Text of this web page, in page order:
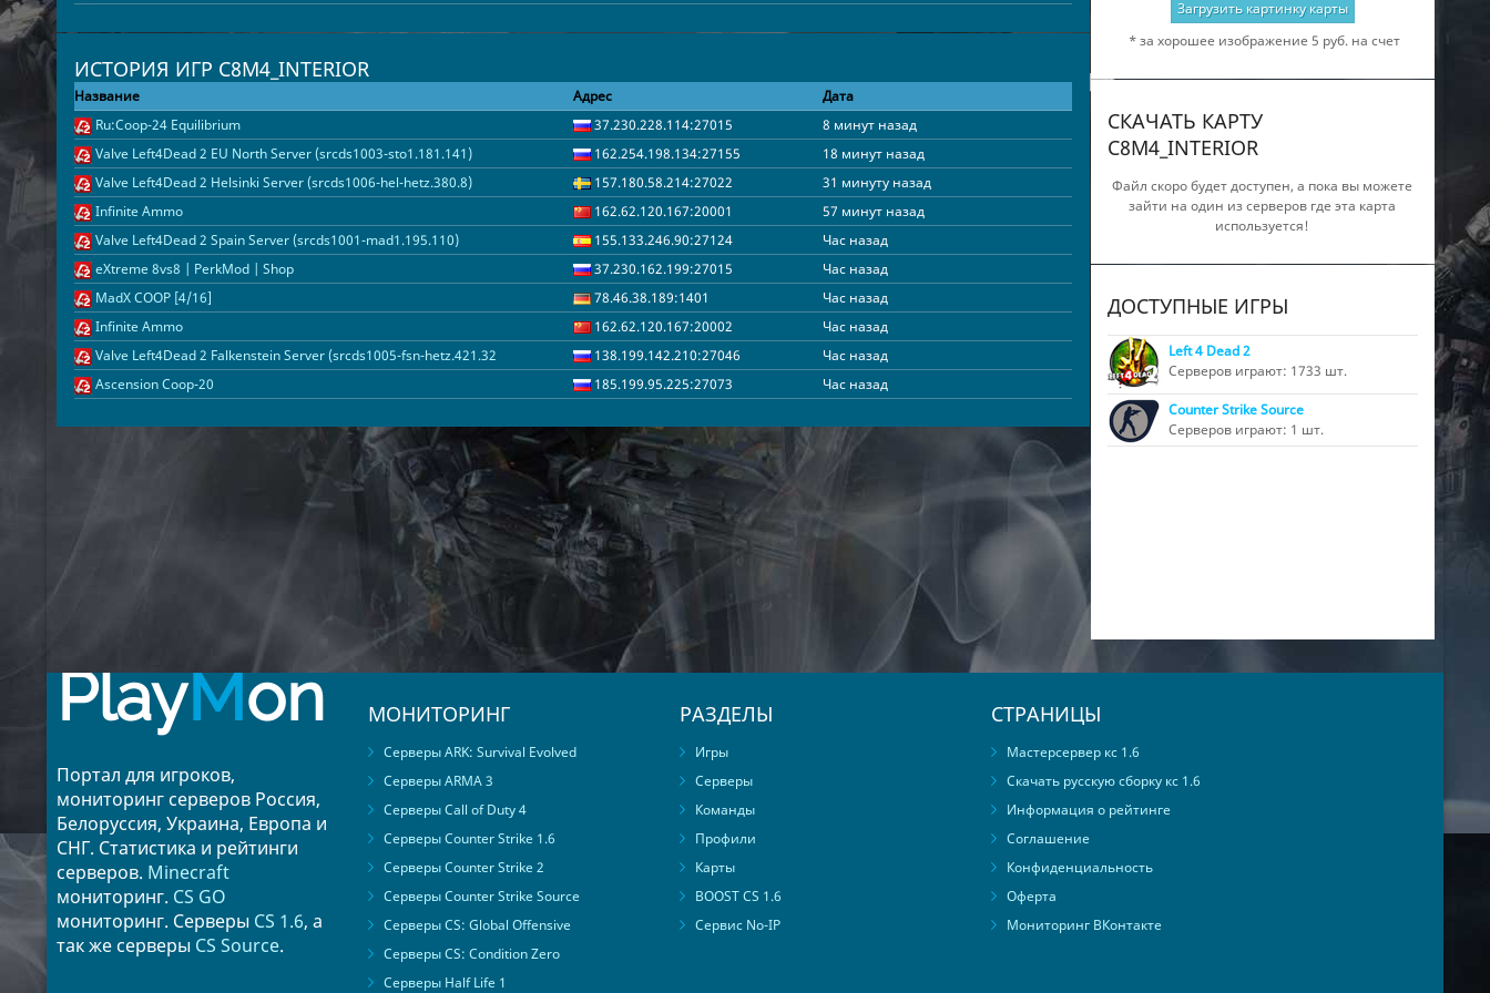
ИСТОРИЯ ИГР C8M4_INTERIOR
Название Адрес
Дата
Ru:Coop-24 Equilibrium
37.230.228.114:27015
8 минут назад
Valve Left4Dead 2 EU North Server (srcds1003-sto1.181.141)
162.254.198.134:27155
18 минут назад
Valve Left4Dead 2 Helsinki Server (srcds1006-hel-hetz.380.8)
157.180.58.214:27022
31 минуту назад
Infinite Ammo
162.62.120.167:20001
57 минут назад
Valve Left4Dead 2 Spain Server (srcds1001-mad1.195.110)
155.133.246.90:27124
Час назад
eXtreme 8vs8 | PerkMod | Shop
37.230.162.199:27015
Час назад
MadX COOP [4/16]
78.46.38.189:1401
Час назад
Infinite Ammo
162.62.120.167:20002
Час назад
Valve Left4Dead 2 Falkenstein Server (srcds1005-fsn-hetz.421.32
138.199.142.210:27046
Час назад
Ascension Coop-20
185.199.95.225:27073 Час назад
Загрузить картинку карты
* за хорошее изображение 5 руб. на счет
СКАЧАТЬ КАРТУ
C8M4_INTERIOR
Файл скоро будет доступен, а пока вы можете
зайти на один из серверов где эта карта
используется!
ДОСТУПНЫЕ ИГРЫ
Left 4 Dead 2
Серверов играют: 1733 шт.
Counter Strike Source
Серверов играют: 1 шт.
PlayMon
Портал для игроков,
мониторинг серверов Россия,
Белоруссия, Украина, Европа и
СНГ. Статистика и рейтинги
серверов. Minecraft
мониторинг. CS GO
мониторинг. Серверы CS 1.6, а
так же серверы CS Source.
МОНИТОРИНГ
Серверы ARK: Survival Evolved
Серверы ARMA 3
Серверы Call of Duty 4
Серверы Counter Strike 1.6
Серверы Counter Strike 2
Серверы Counter Strike Source
Серверы CS: Global Offensive
Серверы CS: Condition Zero
Серверы Half Life 1
РАЗДЕЛЫ
Игры
Серверы
Команды
Профили
Карты
BOOST CS 1.6
Сервис No-IP
СТРАНИЦЫ
Мастерсервер кс 1.6
Скачать русскую сборку кс 1.6
Информация о рейтинге
Соглашение
Конфиденциальность
Оферта
Мониторинг ВКонтакте